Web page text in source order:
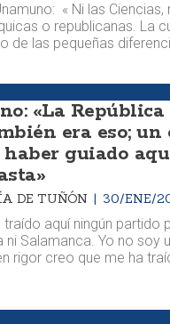
« Ni las Ciencias,
o republicanas. La
de las pequeñas
«La República
era eso;
guiado
DE TUÑÓN 30/ENE/
traído aquí ningún partido
ni Salamanca. Yo no soy
rigor creo que me ha